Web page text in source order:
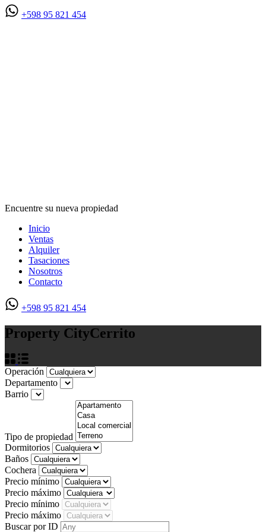
+598 95 821 454
Encuentre su nueva propiedad
Inicio
Ventas
Alquiler
Tasaciones
Nosotros
Contacto
+598 95 821 454
Property CityCerrito
Operación
Departamento
Barrio
Tipo de propiedad
Dormitorios
Baños
Cochera
Precio mínimo
Precio máximo
Precio mínimo
Precio máximo
Buscar por ID